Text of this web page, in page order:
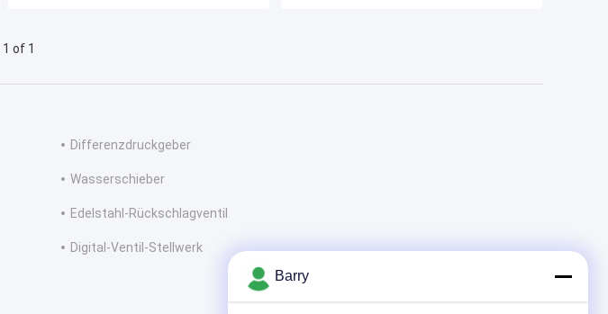
1 of 1
Differenzdruckgeber
Wasserschieber
Edelstahl-Rückschlagventil
Digital-Ventil-Stellwerk
Barry